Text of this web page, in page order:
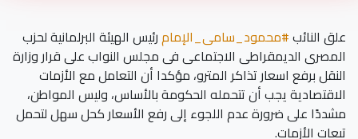
علق النائب#محمود_سامى_الإمامرئيس الهيئة البرلمانية لحزب
المصرى الديمقراطى الاجتماعى فى مجلس النواب على قرار وزارة
النقل برفع اسعار تذاكر المترو، مؤكدا أن التعامل مع الأزمات
الاقتصادية يجب أن تتحمله الحكومة بالأساس، وليس المواطن،
مشددًا على ضرورة عدم اللجوء إلى رفع الأسعار كحل سهل لتحمل
تبعات الأزمات.